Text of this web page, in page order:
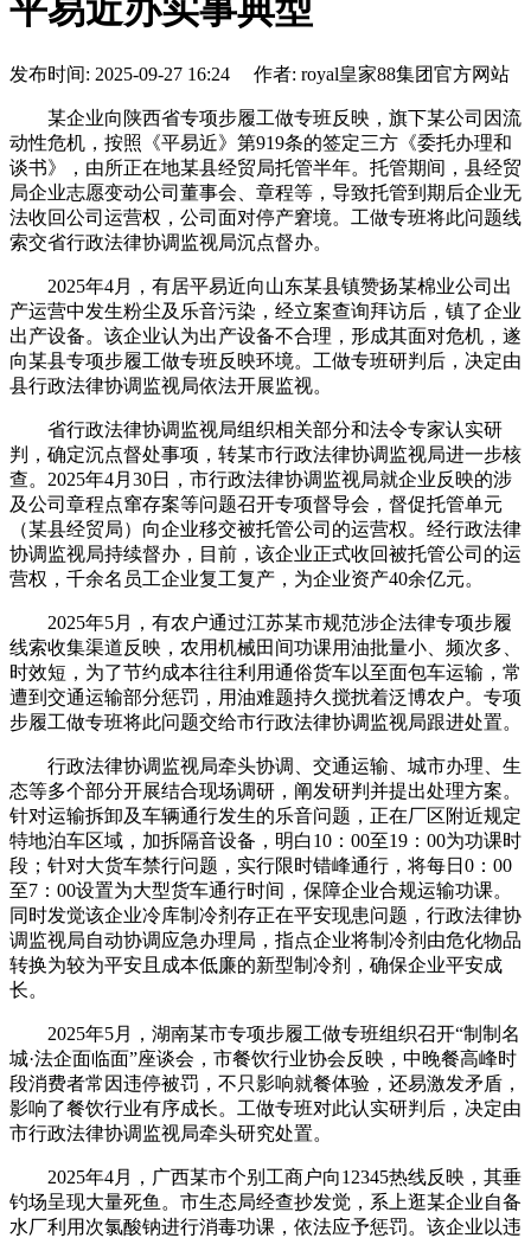
平易近办实事典型
发布时间: 2025-09-27 16:24 作者: royal皇家88集团官方网站
某企业向陕西省专项步履工做专班反映，旗下某公司因流
动性危机，按照《平易近》第919条的签定三方《委托办理和
谈书》，由所正在地某县经贸局托管半年。托管期间，县经贸
局企业志愿变动公司董事会、章程等，导致托管到期后企业无
法收回公司运营权，公司面对停产窘境。工做专班将此问题线
索交省行政法律协调监视局沉点督办。
2025年4月，有居平易近向山东某县镇赞扬某棉业公司出
产运营中发生粉尘及乐音污染，经立案查询拜访后，镇了企业
出产设备。该企业认为出产设备不合理，形成其面对危机，遂
向某县专项步履工做专班反映环境。工做专班研判后，决定由
县行政法律协调监视局依法开展监视。
省行政法律协调监视局组织相关部分和法令专家认实研
判，确定沉点督处事项，转某市行政法律协调监视局进一步核
查。2025年4月30日，市行政法律协调监视局就企业反映的涉
及公司章程点窜存案等问题召开专项督导会，督促托管单元
（某县经贸局）向企业移交被托管公司的运营权。经行政法律
协调监视局持续督办，目前，该企业正式收回被托管公司的运
营权，千余名员工企业复工复产，为企业资产40余亿元。
2025年5月，有农户通过江苏某市规范涉企法律专项步履
线索收集渠道反映，农用机械田间功课用油批量小、频次多、
时效短，为了节约成本往往利用通俗货车以至面包车运输，常
遭到交通运输部分惩罚，用油难题持久搅扰着泛博农户。专项
步履工做专班将此问题交给市行政法律协调监视局跟进处置。
行政法律协调监视局牵头协调、交通运输、城市办理、生
态等多个部分开展结合现场调研，阐发研判并提出处理方案。
针对运输拆卸及车辆通行发生的乐音问题，正在厂区附近规定
特地泊车区域，加拆隔音设备，明白10：00至19：00为功课时
段；针对大货车禁行问题，实行限时错峰通行，将每日0：00
至7：00设置为大型货车通行时间，保障企业合规运输功课。
同时发觉该企业冷库制冷剂存正在平安现患问题，行政法律协
调监视局自动协调应急办理局，指点企业将制冷剂由危化物品
转换为较为平安且成本低廉的新型制冷剂，确保企业平安成
长。
2025年5月，湖南某市专项步履工做专班组织召开“制制名
城·法企面临面”座谈会，市餐饮行业协会反映，中晚餐高峰时
段消费者常因违停被罚，不只影响就餐体验，还易激发矛盾，
影响了餐饮行业有序成长。工做专班对此认实研判后，决定由
市行政法律协调监视局牵头研究处置。
2025年4月，广西某市个别工商户向12345热线反映，其垂
钓场呈现大量死鱼。市生态局经查抄发觉，系上逛某企业自备
水厂利用次氯酸钠进行消毒功课，依法应予惩罚。该企业以违